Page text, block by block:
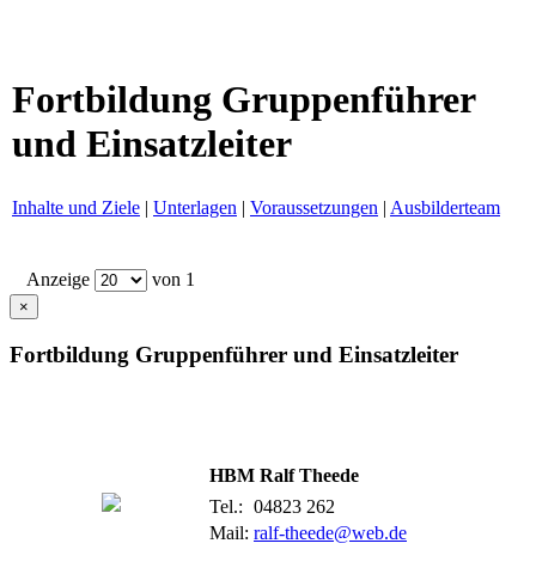
Fortbildung Gruppenführer
und Einsatzleiter
Inhalte und Ziele | Unterlagen | Voraussetzungen | Ausbilderteam
Anzeige von 1
×
Fortbildung Gruppenführer und Einsatzleiter
HBM Ralf Theede
Tel.: 04823 262
Mail: ralf-theede@web.de